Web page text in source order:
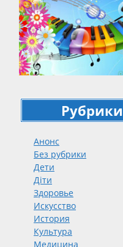
Рубрики
Анонс
Без рубрики
Дети
Діти
Здоровье
Искусство
История
Культура
Медицина